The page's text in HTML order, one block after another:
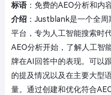
标语：免费的AEO分析和内
介绍 ：Justblank是一个全周
平台，专为人工智能搜索时
AEO分析开始，了解人工智
牌在AI回答中的表现。可以
的提及情况以及在主要大型
量。通过创建和优化符合